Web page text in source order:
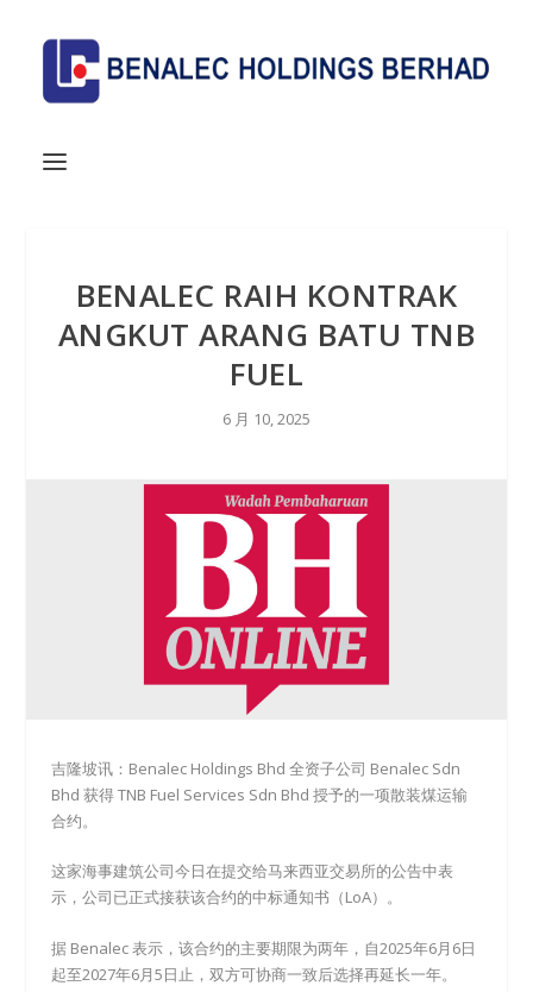
BENALEC RAIH KONTRAK
ANGKUT ARANG BATU TNB
FUEL
6 月 10, 2025
吉隆坡讯：Benalec Holdings Bhd 全资子公司 Benalec Sdn
Bhd 获得 TNB Fuel Services Sdn Bhd 授予的一项散装煤运输
合约。
这家海事建筑公司今日在提交给马来西亚交易所的公告中表
示，公司已正式接获该合约的中标通知书（LoA）。
据 Benalec 表示，该合约的主要期限为两年，自2025年6月6日
起至2027年6月5日止，双方可协商一致后选择再延长一年。